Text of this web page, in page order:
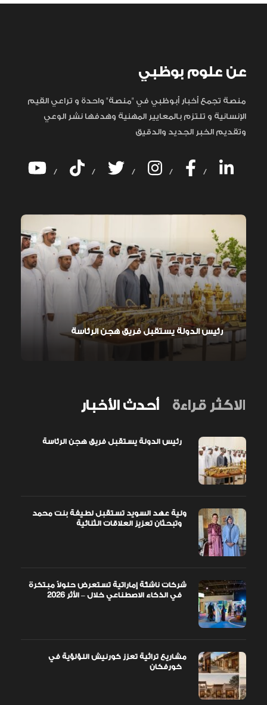
عن علوم بوظبي
منصة تجمع أخبار أبوظبي في "منصة" واحدة و تراعي القيم
الإنسانية و تلتزم بالمعايير المهنية وهدفها نشر الوعي
وتقديم الخبر الجديد والدقيق
/ / / / /
رئيس الدولة يستقبل فريق هجن الرئاسة
أحدث الأخبار الاكثر قراءة
ولية عهد السويد تستقبل لطيفة بنت محمد
شركات ناشئة إماراتية تستعرض حلولاً مبتكرة
مشاريع تراثية تعزز كورنيش اللؤلؤية في